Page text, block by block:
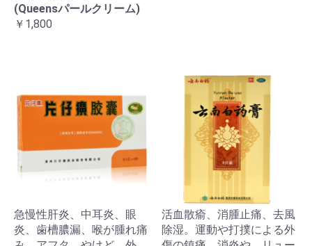
(Queensパールクリーム)
￥1,800
急慢性肝炎、中耳炎、眼
炎、歯槽膿漏、喉が腫れ痛
活血散瘉、消腫止痛、去風
除湿。運動や打撲による外